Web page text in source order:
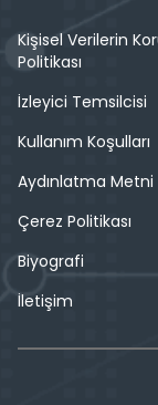
Kişisel Verilerin
Politikası
İzleyici Temsilcisi
Kullanım Koşulları
Aydınlatma Metni
Çerez Politikası
Biyografi
İletişim